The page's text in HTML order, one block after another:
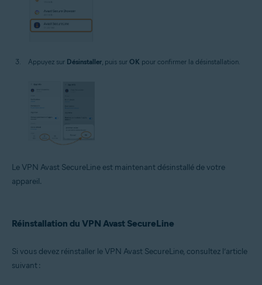
Appuyez sur Désinstaller, puis sur OK pour confirmer la désinstallation.
Le VPN Avast SecureLine est maintenant désinstallé de votre
appareil.
Réinstallation du VPN Avast SecureLine
Si vous devez réinstaller le VPN Avast SecureLine, consultez l’article
suivant :